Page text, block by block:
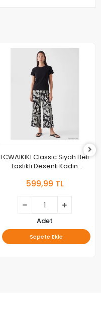
LCWAIKIKI Classic Siyah Beli
Lastikli Desenli Kadın
599,99 TL
Adet
Sepete Ekle